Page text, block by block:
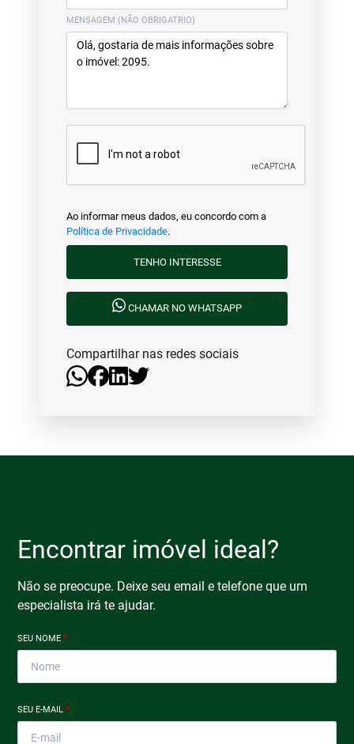
MENSAGEM (NÃO OBRIGATRIO)
Ao informar meus dados, eu concordo com a
Política de Privacidade.
TENHO INTERESSE
CHAMAR NO WHATSAPP
Compartilhar nas redes sociais
Encontrar imóvel ideal?
Não se preocupe. Deixe seu email e telefone que um
especialista irá te ajudar.
SEU NOME*
SEU E-MAIL*